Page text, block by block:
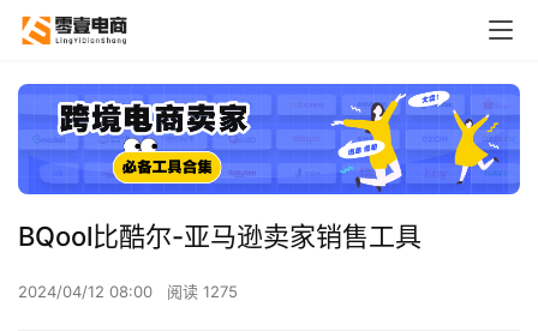
BQool比酷尔-亚马逊卖家销售工具
2024/04/12 08:00 阅读 1275